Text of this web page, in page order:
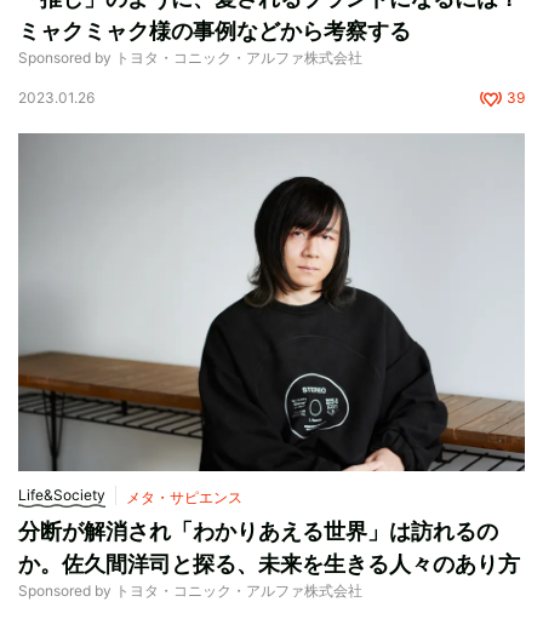
ミャクミャク様の事例などから考察する
Sponsored by トヨタ・コニック・アルファ株式会社
2023.01.26 39
Life&Society メタ・サピエンス
分断が解消され「わかりあえる世界」は訪れるの
か。佐久間洋司と探る、未来を生きる人々のあり方
Sponsored by トヨタ・コニック・アルファ株式会社